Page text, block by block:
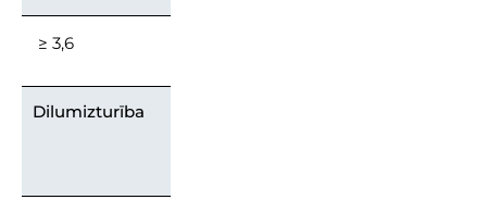
≥ 3,6
Dilumizturība